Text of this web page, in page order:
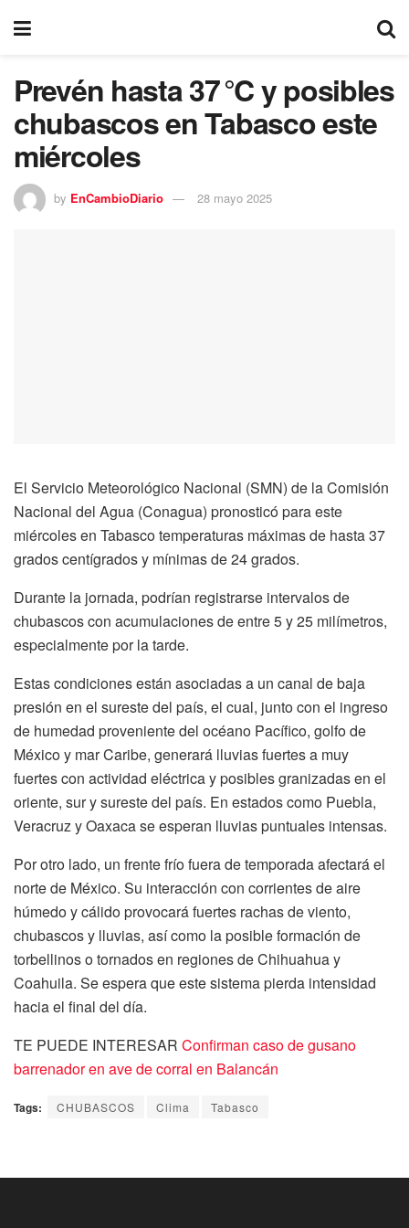
Prevén hasta 37 °C y posibles
chubascos en Tabasco este
miércoles
by EnCambioDiario 28 mayo 2025
El Servicio Meteorológico Nacional (SMN) de la Comisión
Nacional del Agua (Conagua) pronosticó para este
miércoles en Tabasco temperaturas máximas de hasta 37
grados centígrados y mínimas de 24 grados.
Durante la jornada, podrían registrarse intervalos de
chubascos con acumulaciones de entre 5 y 25 milímetros,
especialmente por la tarde.
Estas condiciones están asociadas a un canal de baja
presión en el sureste del país, el cual, junto con el ingreso
de humedad proveniente del océano Pacífico, golfo de
México y mar Caribe, generará lluvias fuertes a muy
fuertes con actividad eléctrica y posibles granizadas en el
oriente, sur y sureste del país. En estados como Puebla,
Veracruz y Oaxaca se esperan lluvias puntuales intensas.
Por otro lado, un frente frío fuera de temporada afectará el
norte de México. Su interacción con corrientes de aire
húmedo y cálido provocará fuertes rachas de viento,
chubascos y lluvias, así como la posible formación de
torbellinos o tornados en regiones de Chihuahua y
Coahuila. Se espera que este sistema pierda intensidad
hacia el final del día.
TE PUEDE INTERESAR Confirman caso de gusano
barrenador en ave de corral en Balancán
Tags: CHUBASCOS Clima Tabasco